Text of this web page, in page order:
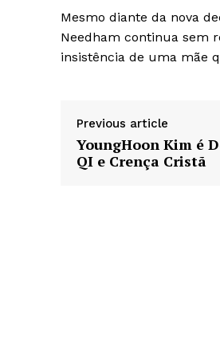
Mesmo diante da nova
Needham continua sem
insistência de uma mãe
Previous article
YoungHoon Kim é
QI e Crença Cristã